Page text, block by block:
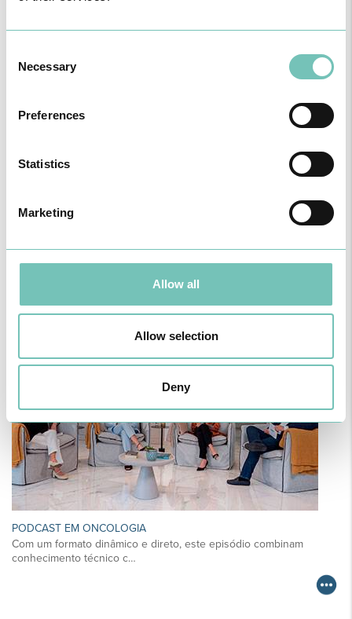
Selection
Necessary
Preferences
Statistics
Marketing
Allow all
Allow selection
Deny
Para cuidar de si no Algarve, Alentejo e Madeira
CIRURGIA AO ESTRABISMO PEDIÁTRICO
Realizou-se no Hospital CUF Faro a primeira Cirurgia de Estrabismo
PODCAST EM ONCOLOGIA
Com um formato dinâmico e direto, este episódio combinam
conhecimento técnico c…